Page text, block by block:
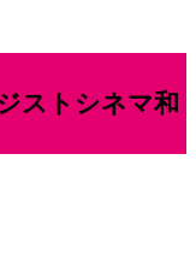
ストシネマ和